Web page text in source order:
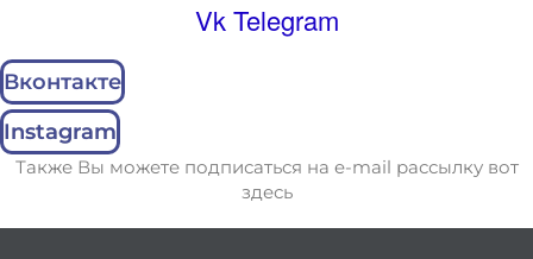
Vk Telegram
Вконтакте
Instagram
Также Вы можете подписаться на e-mail рассылку вот
здесь